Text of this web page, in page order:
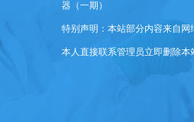
器（一期）
特别声明：本站部分内容来自
本人直接联系管理员立即删除本